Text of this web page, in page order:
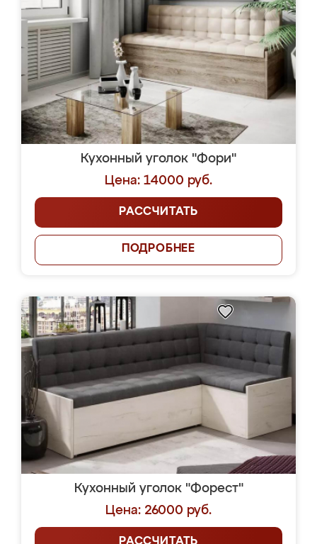
Кухонный уголок "Фори"
Цена: 14000 руб.
РАССЧИТАТЬ
ПОДРОБНЕЕ
Кухонный уголок "Форест"
Цена: 26000 руб.